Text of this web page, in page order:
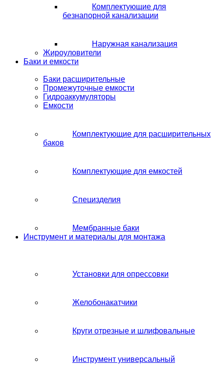
Комплектующие для
безнапорной канализации
Наружная канализация
Жироуловители
Баки и емкости
Баки расширительные
Промежуточные емкости
Гидроаккумуляторы
Емкости
Комплектующие для расширительных
баков
Комплектующие для емкостей
Специзделия
Мембранные баки
Инструмент и материалы для монтажа
Установки для опрессовки
Желобонакатчики
Круги отрезные и шлифовальные
Инструмент универсальный